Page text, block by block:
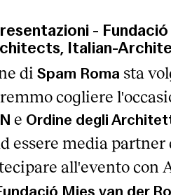
-
Italian-
di Spam Roma sta
cogliere
e Ordine degli
essere media partner
all'evento con
Mies van der